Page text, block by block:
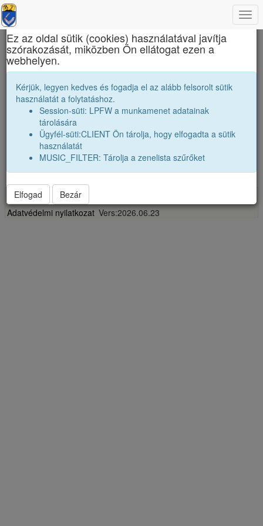
Bolyai Farkas Elméleti Líceum
Barátaink
Névsor bővítése jó baráttal
Vendégek száma:0
...
Impresszum
Adatvédelmi nyilatkozat Vers:2026.06.23
×
Ez az oldal sütik (cookies) használatával javítja
szórakozását, miközben Ön ellátogat ezen a
webhelyen.
Kérjük, legyen kedves és fogadja el az alább felsorolt sütik
használatát a folytatáshoz.
Session-süti: LPFW a munkamenet adatainak
tárolására
Ügyfél-süti:CLIENT Ön tárolja, hogy elfogadta a sütik
használatát
MUSIC_FILTER: Tárolja a zenelista szűrőket
Elfogad Bezár